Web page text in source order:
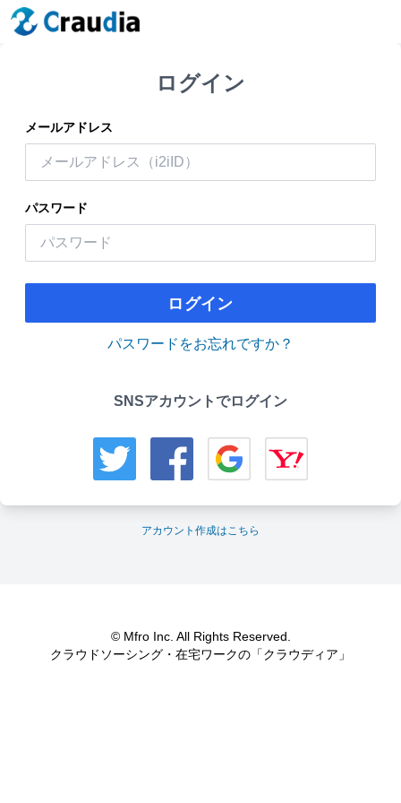
ログイン
メールアドレス
パスワード
ログイン
パスワードをお忘れですか？
SNSアカウントでログイン
アカウント作成はこちら
© Mfro Inc. All Rights Reserved.
クラウドソーシング・在宅ワークの「クラウディア」